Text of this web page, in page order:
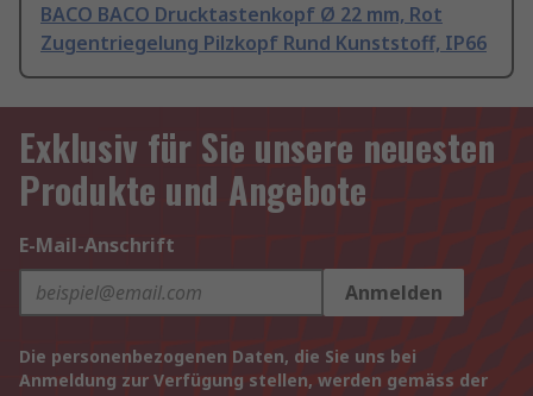
BACO BACO Drucktastenkopf Ø 22 mm, Rot
Zugentriegelung Pilzkopf Rund Kunststoff, IP66
Exklusiv für Sie unsere neuesten
Produkte und Angebote
E-Mail-Anschrift
Anmelden
Die personenbezogenen Daten, die Sie uns bei
Anmeldung zur Verfügung stellen, werden gemäss der